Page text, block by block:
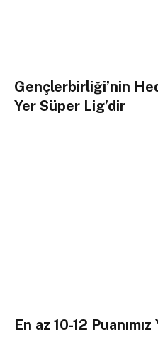
Gençlerbirliği’nin
Yer Süper Lig’dir
En az 10-12